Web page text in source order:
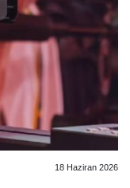
18 Haziran 2026